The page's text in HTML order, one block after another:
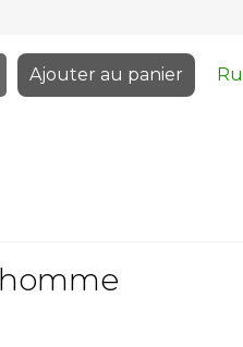
Ajouter au panier